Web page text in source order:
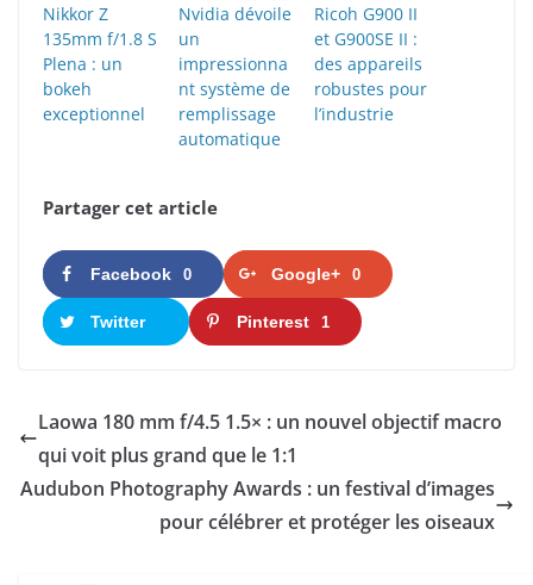
Nikkor Z
135mm f/1.8 S
Plena : un
bokeh
exceptionnel
Nvidia dévoile
un
impressionna
nt système de
remplissage
automatique
Ricoh G900 II
et G900SE II :
des appareils
robustes pour
l’industrie
Partager cet article
Facebook 0 Google+ 0
Twitter Pinterest 1
Laowa 180 mm f/4.5 1.5× : un nouvel objectif macro
qui voit plus grand que le 1:1
Audubon Photography Awards : un festival d’images
pour célébrer et protéger les oiseaux